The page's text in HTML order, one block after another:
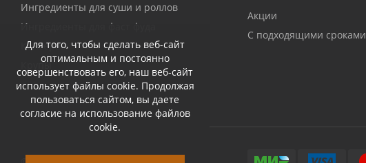
Для того, чтобы сделать веб-сайт
оптимальным и постоянно
совершенствовать его, наш веб-сайт
использует файлы cookie. Продолжая
пользоваться сайтом, вы даете
согласие на использование файлов
cookie.
Ингредиенты для суши и роллов
Ингредиенты для фаст фуда
Консервы
Крупы
Акции
С подходящими сроками